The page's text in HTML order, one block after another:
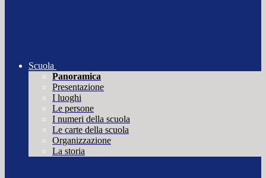
Scuola
Panoramica
Presentazione
I luoghi
Le persone
I numeri della scuola
Le carte della scuola
Organizzazione
La storia